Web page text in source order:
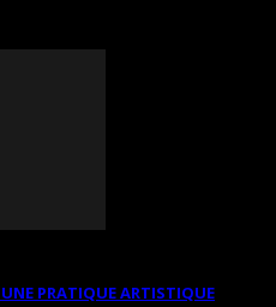
PRATIQUE ARTISTIQUE